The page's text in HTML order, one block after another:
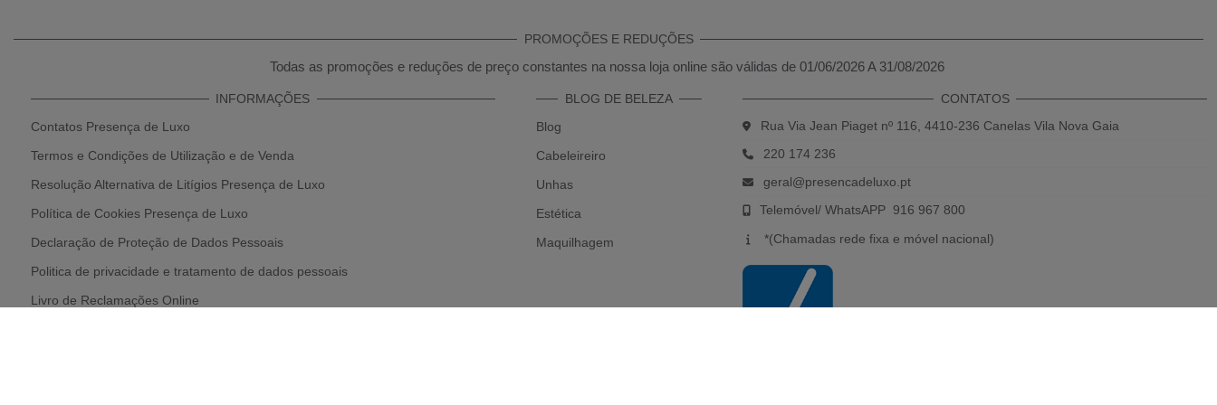
PROMOÇÕES E REDUÇÕES
Todas as promoções e reduções de preço constantes na nossa loja online são válidas de 01/06/2026 A 31/08/2026
INFORMAÇÕES
Contatos Presença de Luxo
Termos e Condições de Utilização e de Venda
Resolução Alternativa de Litígios Presença de Luxo
Política de Cookies Presença de Luxo
Declaração de Proteção de Dados Pessoais
Politica de privacidade e tratamento de dados pessoais
Livro de Reclamações Online
BLOG DE BELEZA
Blog
Cabeleireiro
Unhas
Estética
Maquilhagem
CONTATOS
Rua Via Jean Piaget nº 116, 4410-236 Canelas Vila Nova Gaia
220 174 236
geral@presencadeluxo.pt
Telemóvel/ WhatsAPP 916 967 800
*(Chamadas rede fixa e móvel nacional)